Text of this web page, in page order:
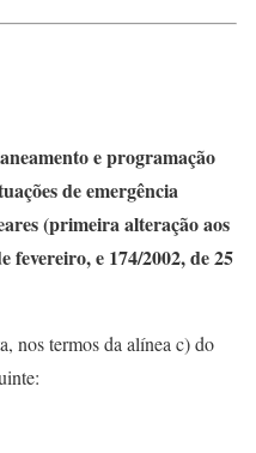
e programação
de emergência
(primeira alteração aos
fevereiro, e 174/2002, de 25
nos termos da alínea c) do